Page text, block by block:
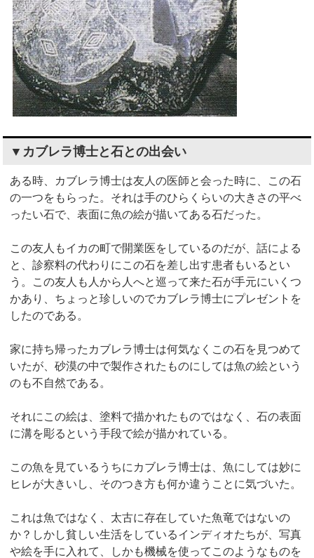
▼カブレラ博士と石との出会い
ある時、カブレラ博士は友人の医師と会った時に、この石
の一つをもらった。それは手のひらくらいの大きさの平べ
ったい石で、表面に魚の絵が描いてある石だった。
この友人もイカの町で開業医をしているのだが、話による
と、診察料の代わりにこの石を差し出す患者もいるとい
う。この友人も人から人へと巡って来た石が手元にいくつ
かあり、ちょっと珍しいのでカブレラ博士にプレゼントを
したのである。
家に持ち帰ったカブレラ博士は何気なくこの石を見つめて
いたが、砂漠の中で製作されたものにしては魚の絵という
のも不自然である。
それにこの絵は、塗料で描かれたものではなく、石の表面
に溝を彫るという手段で絵が描かれている。
この魚を見ているうちにカブレラ博士は、魚にしては妙に
ヒレが大きいし、そのつき方も何か違うことに気づいた。
これは魚ではなく、太古に存在していた魚竜ではないの
か？しかし貧しい生活をしているインディオたちが、写真
や絵を手に入れて、しかも機械を使ってこのようなものを